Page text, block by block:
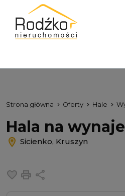
Strona główna Oferty Hale
Hala na
Sicienko, Kruszyn
Dodaj do ulubionych
Drukuj